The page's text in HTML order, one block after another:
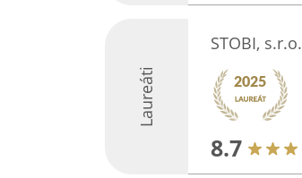
Laureáti
STOBI, s.r.o.
8.7